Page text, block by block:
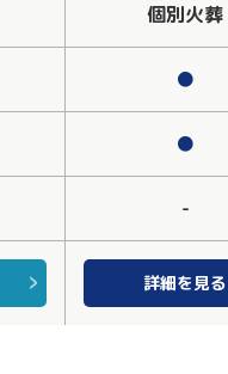
個別火葬
●
●
-
詳細を見る